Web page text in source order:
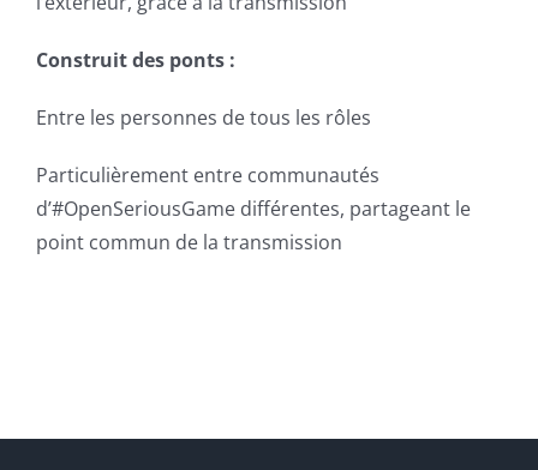
Construit des ponts :
Entre les personnes de tous les rôles
Particulièrement entre communautés
d’#OpenSeriousGame différentes, partageant le
point commun de la transmission